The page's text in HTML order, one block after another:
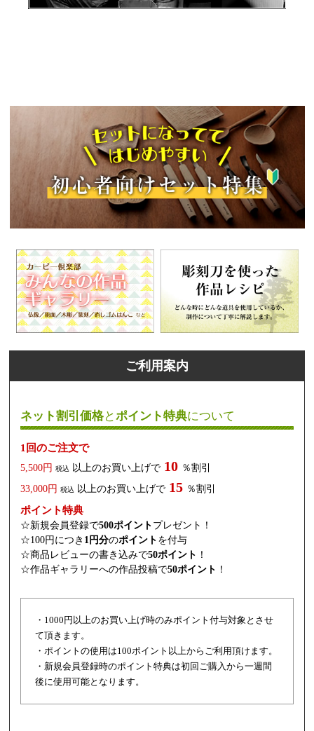
ご利用案内
ネット割引価格とポイント特典について
1回のご注文で
5,500円 税込 以上のお買い上げで 10 ％割引
33,000円 税込 以上のお買い上げで 15 ％割引
ポイント特典
☆新規会員登録で500ポイント プレゼント！
☆100円につき 1円分のポイント を付与
☆商品レビューの書き込みで50ポイント ！
☆作品ギャラリーへの作品投稿で50ポイント ！
・1000円以上のお買い上げ時のみポイント付与対象とさせ
て頂きます。
・ポイントの使用は100ポイント以上からご利用頂けます。
・新規会員登録時のポイント特典は初回ご購入から一週間
後に使用可能となります。